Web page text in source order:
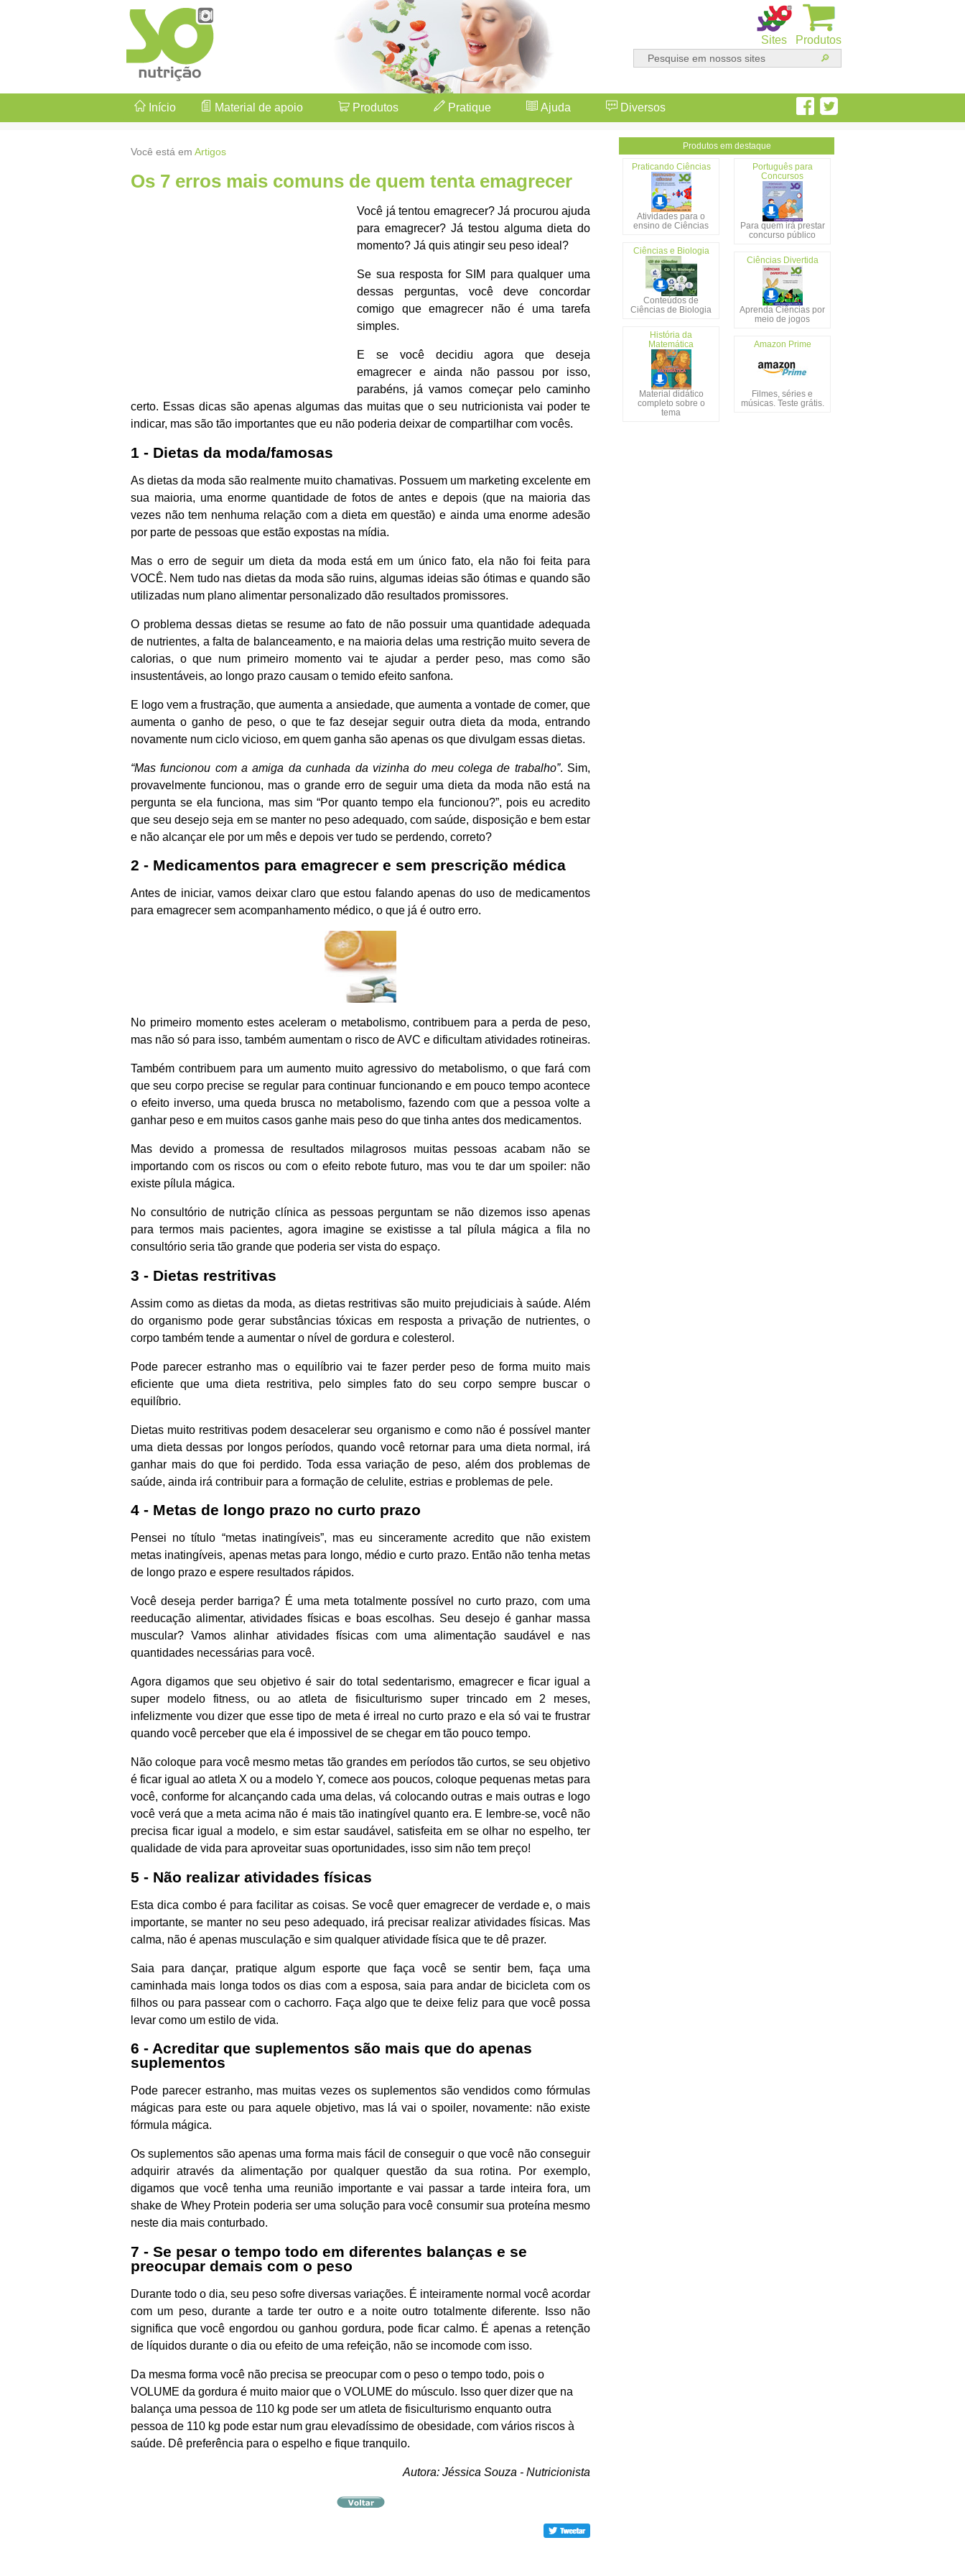
Produtos
Sites
Início Material de apoio Produtos Pratique Ajuda Diversos
Você está em Artigos
Os 7 erros mais comuns de quem tenta emagrecer
Você já tentou emagrecer? Já procurou ajuda
para emagrecer? Já testou alguma dieta do
momento? Já quis atingir seu peso ideal?
Se sua resposta for SIM para qualquer uma
dessas perguntas, você deve concordar
comigo que emagrecer não é uma tarefa
simples.
E se você decidiu agora que deseja
emagrecer e ainda não passou por isso,
parabéns, já vamos começar pelo caminho
certo. Essas dicas são apenas algumas das muitas que o seu nutricionista vai poder te
indicar, mas são tão importantes que eu não poderia deixar de compartilhar com vocês.
1 - Dietas da moda/famosas
As dietas da moda são realmente muito chamativas. Possuem um marketing excelente em
sua maioria, uma enorme quantidade de fotos de antes e depois (que na maioria das
vezes não tem nenhuma relação com a dieta em questão) e ainda uma enorme adesão
por parte de pessoas que estão expostas na mídia.
Mas o erro de seguir um dieta da moda está em um único fato, ela não foi feita para
VOCÊ. Nem tudo nas dietas da moda são ruins, algumas ideias são ótimas e quando são
utilizadas num plano alimentar personalizado dão resultados promissores.
O problema dessas dietas se resume ao fato de não possuir uma quantidade adequada
de nutrientes, a falta de balanceamento, e na maioria delas uma restrição muito severa de
calorias, o que num primeiro momento vai te ajudar a perder peso, mas como são
insustentáveis, ao longo prazo causam o temido efeito sanfona.
E logo vem a frustração, que aumenta a ansiedade, que aumenta a vontade de comer, que
aumenta o ganho de peso, o que te faz desejar seguir outra dieta da moda, entrando
novamente num ciclo vicioso, em quem ganha são apenas os que divulgam essas dietas.
“Mas funcionou com a amiga da cunhada da vizinha do meu colega de trabalho”. Sim,
provavelmente funcionou, mas o grande erro de seguir uma dieta da moda não está na
pergunta se ela funciona, mas sim “Por quanto tempo ela funcionou?”, pois eu acredito
que seu desejo seja em se manter no peso adequado, com saúde, disposição e bem estar
e não alcançar ele por um mês e depois ver tudo se perdendo, correto?
2 - Medicamentos para emagrecer e sem prescrição médica
Antes de iniciar, vamos deixar claro que estou falando apenas do uso de medicamentos
para emagrecer sem acompanhamento médico, o que já é outro erro.
No primeiro momento estes aceleram o metabolismo, contribuem para a perda de peso,
mas não só para isso, também aumentam o risco de AVC e dificultam atividades rotineiras.
Também contribuem para um aumento muito agressivo do metabolismo, o que fará com
que seu corpo precise se regular para continuar funcionando e em pouco tempo acontece
o efeito inverso, uma queda brusca no metabolismo, fazendo com que a pessoa volte a
ganhar peso e em muitos casos ganhe mais peso do que tinha antes dos medicamentos.
Mas devido a promessa de resultados milagrosos muitas pessoas acabam não se
importando com os riscos ou com o efeito rebote futuro, mas vou te dar um spoiler: não
existe pílula mágica.
No consultório de nutrição clínica as pessoas perguntam se não dizemos isso apenas
para termos mais pacientes, agora imagine se existisse a tal pílula mágica a fila no
consultório seria tão grande que poderia ser vista do espaço.
3 - Dietas restritivas
Assim como as dietas da moda, as dietas restritivas são muito prejudiciais à saúde. Além
do organismo pode gerar substâncias tóxicas em resposta a privação de nutrientes, o
corpo também tende a aumentar o nível de gordura e colesterol.
Pode parecer estranho mas o equilíbrio vai te fazer perder peso de forma muito mais
eficiente que uma dieta restritiva, pelo simples fato do seu corpo sempre buscar o
equilíbrio.
Dietas muito restritivas podem desacelerar seu organismo e como não é possível manter
uma dieta dessas por longos períodos, quando você retornar para uma dieta normal, irá
ganhar mais do que foi perdido. Toda essa variação de peso, além dos problemas de
saúde, ainda irá contribuir para a formação de celulite, estrias e problemas de pele.
4 - Metas de longo prazo no curto prazo
Pensei no título “metas inatingíveis”, mas eu sinceramente acredito que não existem
metas inatingíveis, apenas metas para longo, médio e curto prazo. Então não tenha metas
de longo prazo e espere resultados rápidos.
Você deseja perder barriga? É uma meta totalmente possível no curto prazo, com uma
reeducação alimentar, atividades físicas e boas escolhas. Seu desejo é ganhar massa
muscular? Vamos alinhar atividades físicas com uma alimentação saudável e nas
quantidades necessárias para você.
Agora digamos que seu objetivo é sair do total sedentarismo, emagrecer e ficar igual a
super modelo fitness, ou ao atleta de fisiculturismo super trincado em 2 meses,
infelizmente vou dizer que esse tipo de meta é irreal no curto prazo e ela só vai te frustrar
quando você perceber que ela é impossivel de se chegar em tão pouco tempo.
Não coloque para você mesmo metas tão grandes em períodos tão curtos, se seu objetivo
é ficar igual ao atleta X ou a modelo Y, comece aos poucos, coloque pequenas metas para
você, conforme for alcançando cada uma delas, vá colocando outras e mais outras e logo
você verá que a meta acima não é mais tão inatingível quanto era. E lembre-se, você não
precisa ficar igual a modelo, e sim estar saudável, satisfeita em se olhar no espelho, ter
qualidade de vida para aproveitar suas oportunidades, isso sim não tem preço!
5 - Não realizar atividades físicas
Esta dica combo é para facilitar as coisas. Se você quer emagrecer de verdade e, o mais
importante, se manter no seu peso adequado, irá precisar realizar atividades físicas. Mas
calma, não é apenas musculação e sim qualquer atividade física que te dê prazer.
Saia para dançar, pratique algum esporte que faça você se sentir bem, faça uma
caminhada mais longa todos os dias com a esposa, saia para andar de bicicleta com os
filhos ou para passear com o cachorro. Faça algo que te deixe feliz para que você possa
levar como um estilo de vida.
6 - Acreditar que suplementos são mais que do apenas
suplementos
Pode parecer estranho, mas muitas vezes os suplementos são vendidos como fórmulas
mágicas para este ou para aquele objetivo, mas lá vai o spoiler, novamente: não existe
fórmula mágica.
Os suplementos são apenas uma forma mais fácil de conseguir o que você não conseguir
adquirir através da alimentação por qualquer questão da sua rotina. Por exemplo,
digamos que você tenha uma reunião importante e vai passar a tarde inteira fora, um
shake de Whey Protein poderia ser uma solução para você consumir sua proteína mesmo
neste dia mais conturbado.
7 - Se pesar o tempo todo em diferentes balanças e se
preocupar demais com o peso
Durante todo o dia, seu peso sofre diversas variações. É inteiramente normal você acordar
com um peso, durante a tarde ter outro e a noite outro totalmente diferente. Isso não
significa que você engordou ou ganhou gordura, pode ficar calmo. É apenas a retenção
de líquidos durante o dia ou efeito de uma refeição, não se incomode com isso.
Da mesma forma você não precisa se preocupar com o peso o tempo todo, pois o
VOLUME da gordura é muito maior que o VOLUME do músculo. Isso quer dizer que na
balança uma pessoa de 110 kg pode ser um atleta de fisiculturismo enquanto outra
pessoa de 110 kg pode estar num grau elevadíssimo de obesidade, com vários riscos à
saúde. Dê preferência para o espelho e fique tranquilo.
Autora: Jéssica Souza - Nutricionista
Produtos em destaque
Praticando Ciências
Atividades para o
ensino de Ciências
Português para
Concursos
Para quem irá prestar
concurso público
Ciências e Biologia
Conteúdos de
Ciências de Biologia
Ciências Divertida
Aprenda Ciências por
meio de jogos
História da
Matemática
Material didático
completo sobre o
tema
Amazon Prime
Filmes, séries e
músicas. Teste grátis.